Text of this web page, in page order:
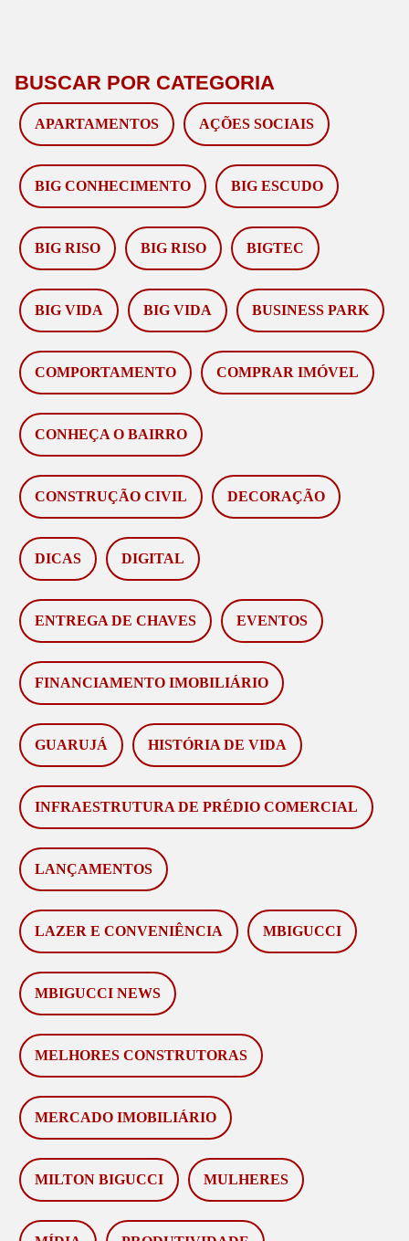
BUSCAR POR CATEGORIA
APARTAMENTOS AÇÕES SOCIAIS
BIG CONHECIMENTO BIG ESCUDO
BIG RISO BIG RISO BIGTEC
BIG VIDA BIG VIDA BUSINESS PARK
COMPORTAMENTO COMPRAR IMÓVEL
CONHEÇA O BAIRRO
CONSTRUÇÃO CIVIL DECORAÇÃO
DICAS DIGITAL
ENTREGA DE CHAVES EVENTOS
FINANCIAMENTO IMOBILIÁRIO
GUARUJÁ HISTÓRIA DE VIDA
INFRAESTRUTURA DE PRÉDIO COMERCIAL
LANÇAMENTOS
LAZER E CONVENIÊNCIA MBIGUCCI
MBIGUCCI NEWS
MELHORES CONSTRUTORAS
MERCADO IMOBILIÁRIO
MILTON BIGUCCI MULHERES